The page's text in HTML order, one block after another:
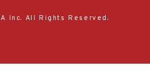
Inc. All Rights Reserved.